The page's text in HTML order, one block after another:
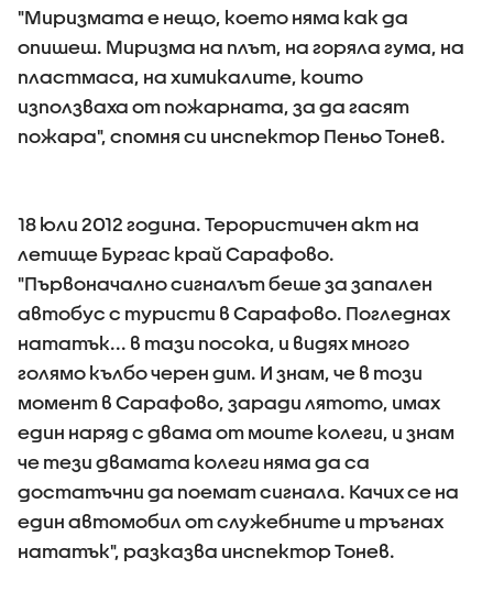
"Миризмата е нещо, което няма как да
опишеш. Миризма на плът, на горяла гума, на
пластмаса, на химикалите, които
използваха от пожарната, за да гасят
пожара", спомня си инспектор Пеньо Тонев.
18 юли 2012 година. Терористичен акт на
летище Бургас край Сарафово.
"Първоначално сигналът беше за запален
автобус с туристи в Сарафово. Погледнах
нататък... в тази посока, и видях много
голямо кълбо черен дим. И знам, че в този
момент в Сарафово, заради лятото, имах
един наряд с двама от моите колеги, и знам
че тези двамата колеги няма да са
достатъчни да поемат сигнала. Качих се на
един автомобил от служебните и тръгнах
нататък", разказва инспектор Тонев.